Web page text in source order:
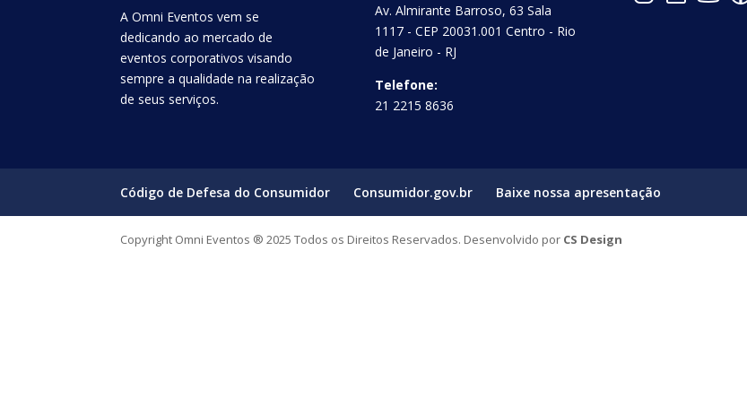
A Omni Eventos vem se
dedicando ao mercado de
eventos corporativos visando
sempre a qualidade na realização
de seus serviços.
Av. Almirante Barroso, 63 Sala
1117 - CEP 20031.001 Centro - Rio
de Janeiro - RJ
Telefone:
21 2215 8636
Código de Defesa do Consumidor Consumidor.gov.br Baixe nossa apresentação
Copyright Omni Eventos ® 2025 Todos os Direitos Reservados. Desenvolvido por CS Design